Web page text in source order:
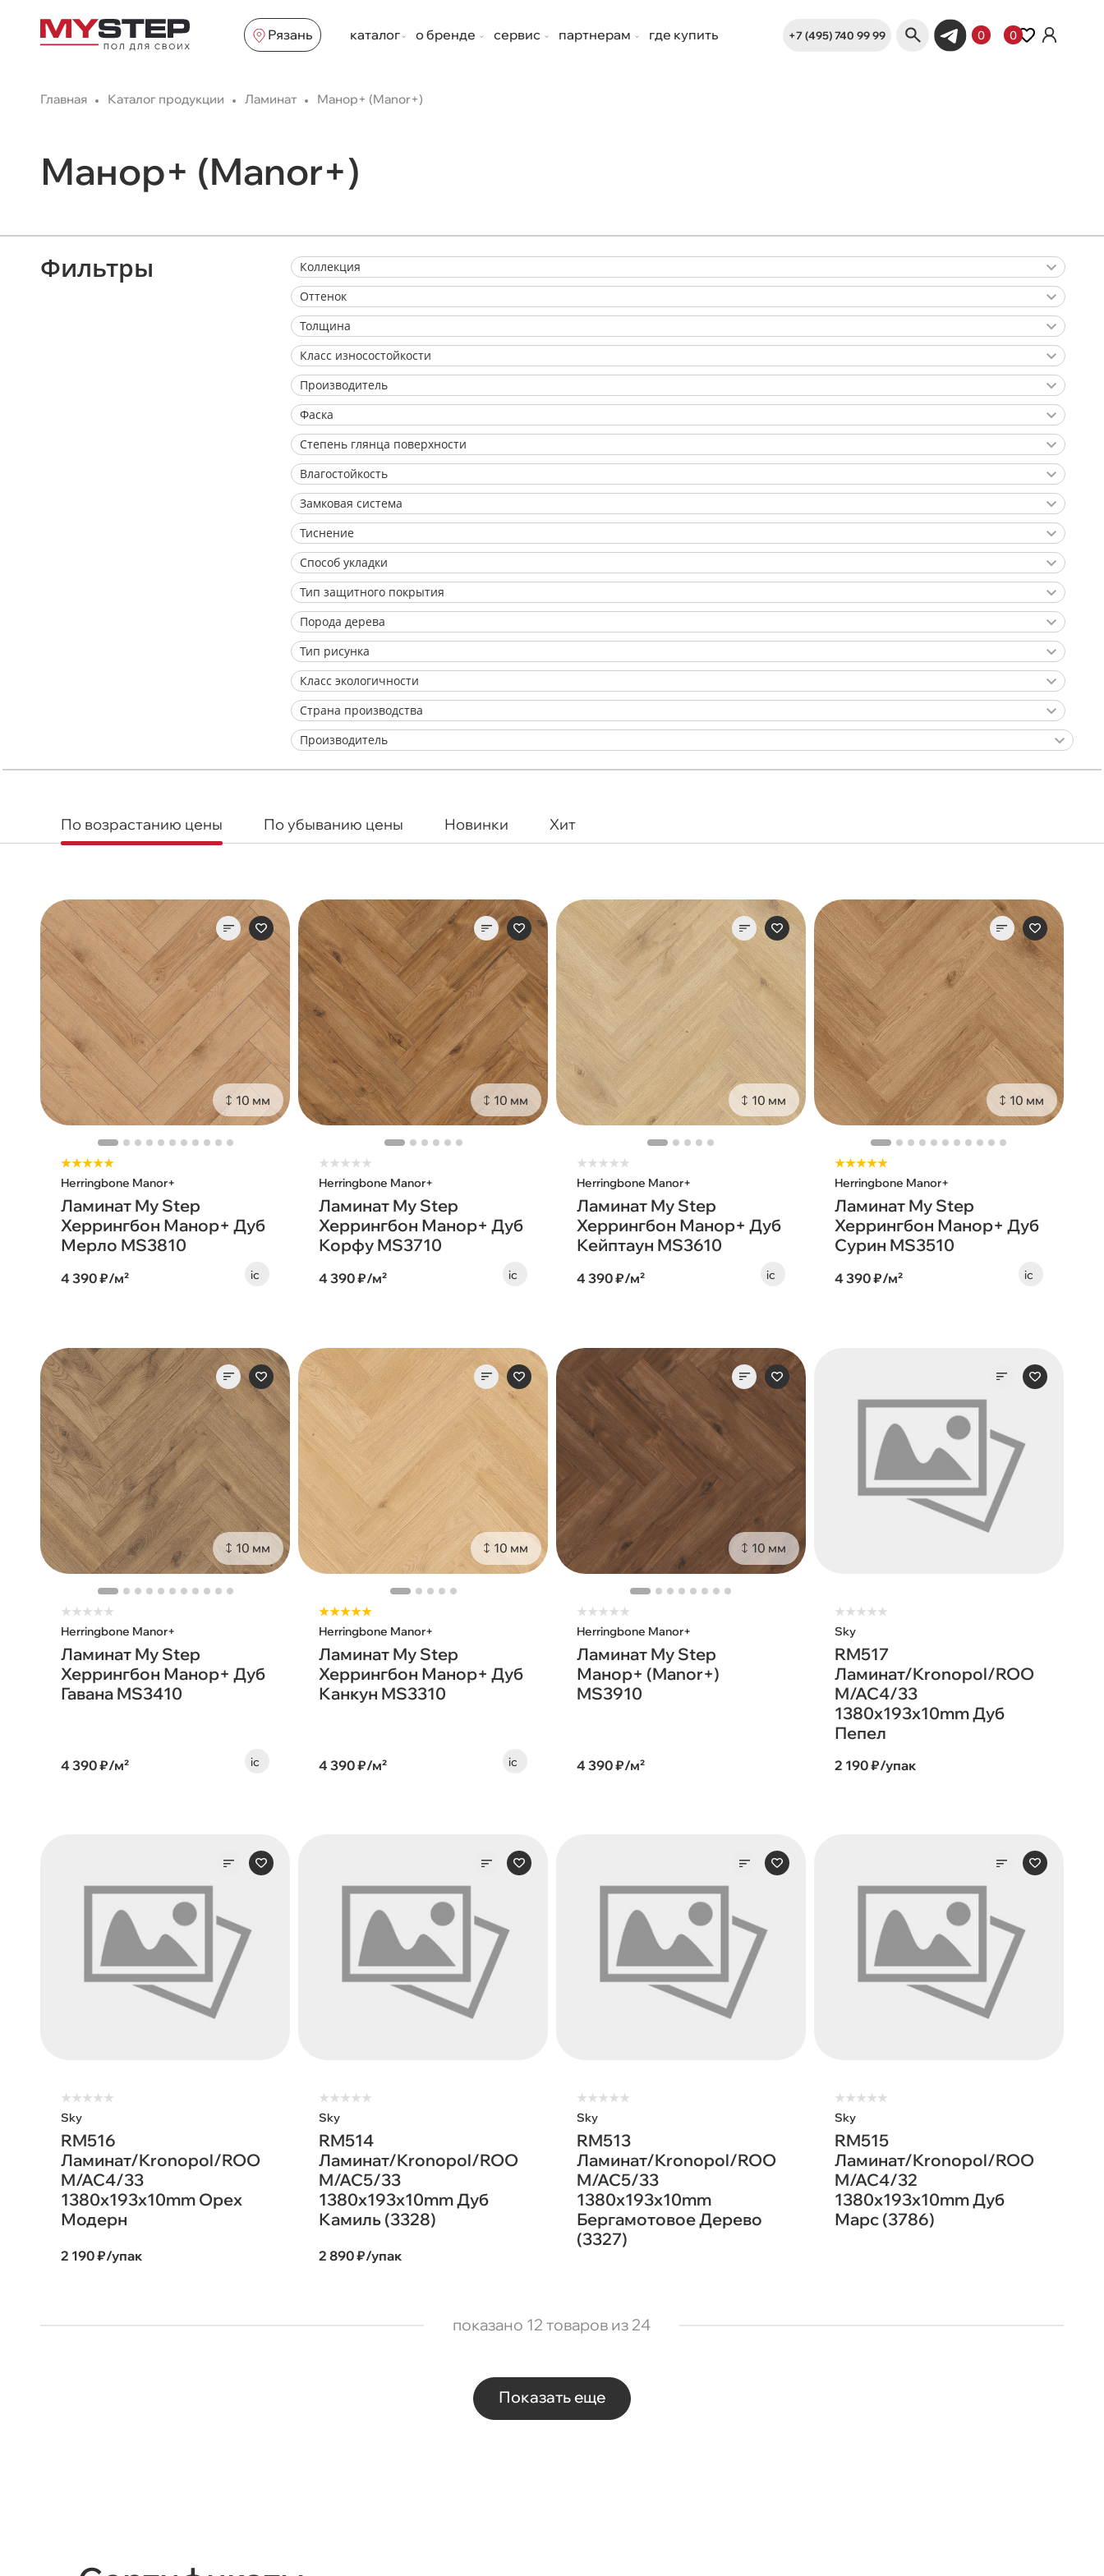
Рязань каталог о бренде сервис партнерам где купить +7 (495) 740 99 99 0 0
Главная Каталог продукции Ламинат Манор+ (Manor+)
Манор+ (Manor+)
Фильтры
Коллекция
Оттенок
Толщина
Класс износостойкости
Производитель
Фаска
Степень глянца поверхности
Влагостойкость
Замковая система
Тиснение
Способ укладки
Тип защитного покрытия
Порода дерева
Тип рисунка
Класс экологичности
Страна производства
Производитель
По возрастанию цены По убыванию цены Новинки Хит
10 мм
★★★★★
Herringbone Manor+
Ламинат My Step
Херрингбон Манор+ Дуб
Мерло MS3810
4 390 ₽/м²
10 мм
★★★★★
Herringbone Manor+
Ламинат My Step
Херрингбон Манор+ Дуб
Корфу MS3710
4 390 ₽/м²
10 мм
★★★★★
Herringbone Manor+
Ламинат My Step
Херрингбон Манор+ Дуб
Кейптаун MS3610
4 390 ₽/м²
10 мм
★★★★★
Herringbone Manor+
Ламинат My Step
Херрингбон Манор+ Дуб
Сурин MS3510
4 390 ₽/м²
10 мм
★★★★★
Herringbone Manor+
Ламинат My Step
Херрингбон Манор+ Дуб
Гавана MS3410
4 390 ₽/м²
10 мм
★★★★★
Herringbone Manor+
Ламинат My Step
Херрингбон Манор+ Дуб
Канкун MS3310
4 390 ₽/м²
10 мм
★★★★★
Herringbone Manor+
Ламинат My Step
Манор+ (Manor+)
MS3910
4 390 ₽/м²
★★★★★
Sky
RM517
Ламинат/Kronopol/ROO
M/AC4/33
1380х193х10mm Дуб
Пепел
2 190 ₽/упак
★★★★★
Sky
RM516
Ламинат/Kronopol/ROO
M/AC4/33
1380х193х10mm Орех
Модерн
2 190 ₽/упак
★★★★★
Sky
RM514
Ламинат/Kronopol/ROO
M/AC5/33
1380х193х10mm Дуб
Камиль (3328)
2 890 ₽/упак
★★★★★
Sky
RM513
Ламинат/Kronopol/ROO
M/AC5/33
1380х193х10mm
Бергамотовое Дерево
(3327)
★★★★★
Sky
RM515
Ламинат/Kronopol/ROO
M/AC4/32
1380х193х10mm Дуб
Марс (3786)
показано 12 товаров из 24
Показать еще